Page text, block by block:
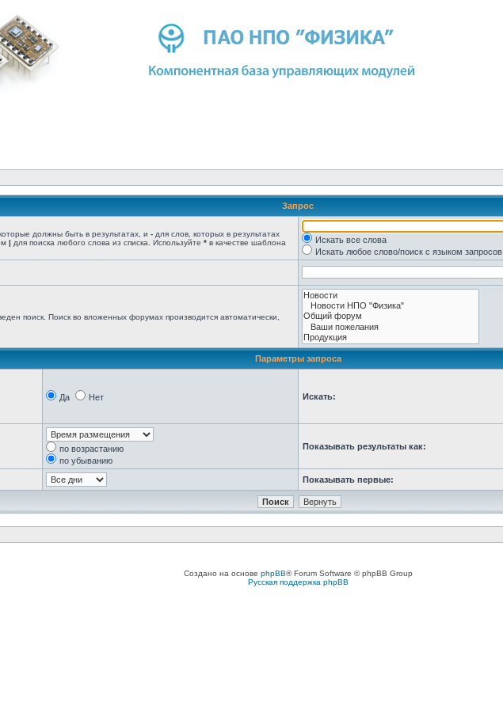
Запрос
должны быть в результатах, и - для слов, которых в результатах
| для поиска любого слова из списка. Используйте * в качестве шаблона
Искать все слова
Искать любое слово/поиск с языком запросов
поиск. Поиск во вложенных форумах производится автоматически,
Параметры запроса
Да Нет Искать:
по возрастанию
по убыванию
Показывать результаты как:
Показывать первые:
Создано на основе phpBB® Forum Software © phpBB Group
Русская поддержка phpBB